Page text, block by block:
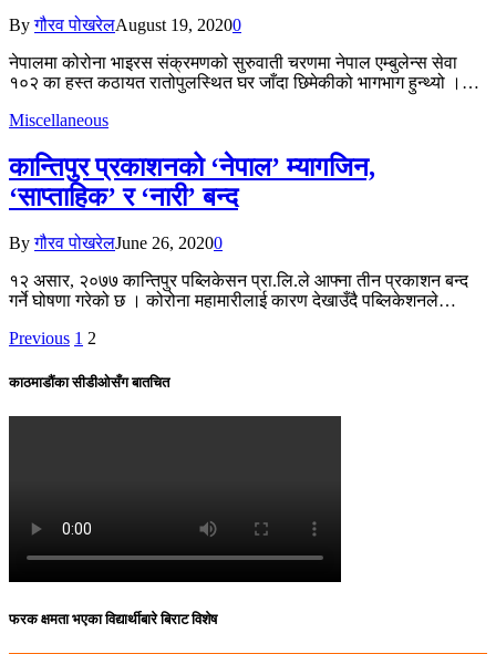
By गौरव पोखरेलAugust 19, 20200
नेपालमा कोरोना भाइरस संक्रमणको सुरुवाती चरणमा नेपाल एम्बुलेन्स सेवा
१०२ का हस्त कठायत रातोपुलस्थित घर जाँदा छिमेकीको भागभाग हुन्थ्यो ।…
Miscellaneous
कान्तिपुर प्रकाशनको ‘नेपाल’ म्यागजिन,
‘साप्ताहिक’ र ‘नारी’ बन्द
By गौरव पोखरेलJune 26, 20200
१२ असार, २०७७ कान्तिपुर पब्लिकेसन प्रा.लि.ले आफ्ना तीन प्रकाशन बन्द
गर्ने घोषणा गरेको छ । कोरोना महामारीलाई कारण देखाउँदै पब्लिकेशनले…
Previous 1 2
काठमाडौंका सीडीओसँग बातचित
फरक क्षमता भएका विद्यार्थीबारे बिराट विशेष